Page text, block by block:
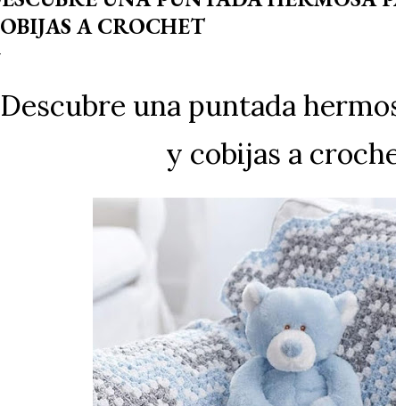
A CROCHET
una puntada
y cobijas a